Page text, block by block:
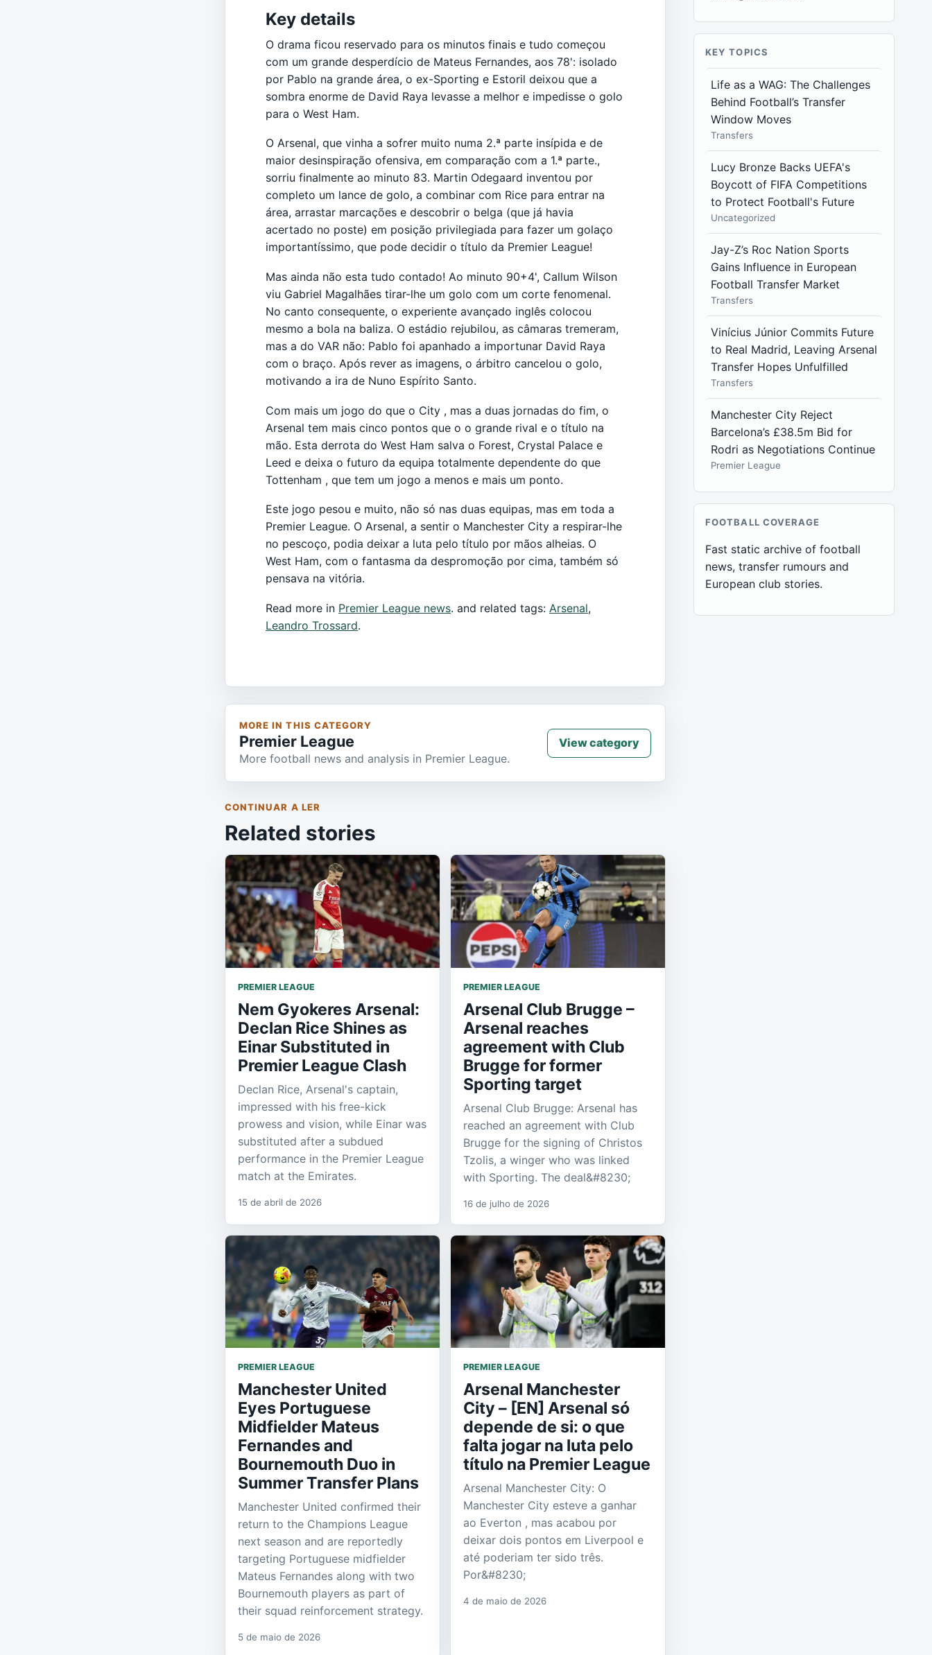
Key details
O drama ficou reservado para os minutos finais e tudo começou
com um grande desperdício de Mateus Fernandes, aos 78': isolado
por Pablo na grande área, o ex-Sporting e Estoril deixou que a
sombra enorme de David Raya levasse a melhor e impedisse o golo
para o West Ham.
O Arsenal, que vinha a sofrer muito numa 2.ª parte insípida e de
maior desinspiração ofensiva, em comparação com a 1.ª parte.,
sorriu finalmente ao minuto 83. Martin Odegaard inventou por
completo um lance de golo, a combinar com Rice para entrar na
área, arrastar marcações e descobrir o belga (que já havia
acertado no poste) em posição privilegiada para fazer um golaço
importantíssimo, que pode decidir o título da Premier League!
Mas ainda não esta tudo contado! Ao minuto 90+4', Callum Wilson
viu Gabriel Magalhães tirar-lhe um golo com um corte fenomenal.
No canto consequente, o experiente avançado inglês colocou
mesmo a bola na baliza. O estádio rejubilou, as câmaras tremeram,
mas a do VAR não: Pablo foi apanhado a importunar David Raya
com o braço. Após rever as imagens, o árbitro cancelou o golo,
motivando a ira de Nuno Espírito Santo.
Com mais um jogo do que o City , mas a duas jornadas do fim, o
Arsenal tem mais cinco pontos que o o grande rival e o título na
mão. Esta derrota do West Ham salva o Forest, Crystal Palace e
Leed e deixa o futuro da equipa totalmente dependente do que
Tottenham , que tem um jogo a menos e mais um ponto.
Este jogo pesou e muito, não só nas duas equipas, mas em toda a
Premier League. O Arsenal, a sentir o Manchester City a respirar-lhe
no pescoço, podia deixar a luta pelo título por mãos alheias. O
West Ham, com o fantasma da despromoção por cima, também só
pensava na vitória.
Read more in Premier League news. and related tags: Arsenal,
Leandro Trossard.
MORE IN THIS CATEGORY
Premier League
More football news and analysis in Premier League.
View category
CONTINUAR A LER
Related stories
PREMIER LEAGUE
Nem Gyokeres Arsenal:
Declan Rice Shines as
Einar Substituted in
Premier League Clash
Declan Rice, Arsenal's captain,
impressed with his free-kick
prowess and vision, while Einar was
substituted after a subdued
performance in the Premier League
match at the Emirates.
15 de abril de 2026
PREMIER LEAGUE
Arsenal Club Brugge –
Arsenal reaches
agreement with Club
Brugge for former
Sporting target
Arsenal Club Brugge: Arsenal has
reached an agreement with Club
Brugge for the signing of Christos
Tzolis, a winger who was linked
with Sporting. The deal&#8230;
16 de julho de 2026
PREMIER LEAGUE
Manchester United
Eyes Portuguese
Midfielder Mateus
Fernandes and
Bournemouth Duo in
Summer Transfer Plans
Manchester United confirmed their
return to the Champions League
next season and are reportedly
targeting Portuguese midfielder
Mateus Fernandes along with two
Bournemouth players as part of
their squad reinforcement strategy.
5 de maio de 2026
PREMIER LEAGUE
Arsenal Manchester
City – [EN] Arsenal só
depende de si: o que
falta jogar na luta pelo
título na Premier League
Arsenal Manchester City: O
Manchester City esteve a ganhar
ao Everton , mas acabou por
deixar dois pontos em Liverpool e
até poderiam ter sido três.
Por&#8230;
4 de maio de 2026
KEY TOPICS
Life as a WAG: The Challenges
Behind Football’s Transfer
Window Moves
Transfers
Lucy Bronze Backs UEFA's
Boycott of FIFA Competitions
to Protect Football's Future
Uncategorized
Jay-Z’s Roc Nation Sports
Gains Influence in European
Football Transfer Market
Transfers
Vinícius Júnior Commits Future
to Real Madrid, Leaving Arsenal
Transfer Hopes Unfulfilled
Transfers
Manchester City Reject
Barcelona’s £38.5m Bid for
Rodri as Negotiations Continue
Premier League
FOOTBALL COVERAGE
Fast static archive of football
news, transfer rumours and
European club stories.